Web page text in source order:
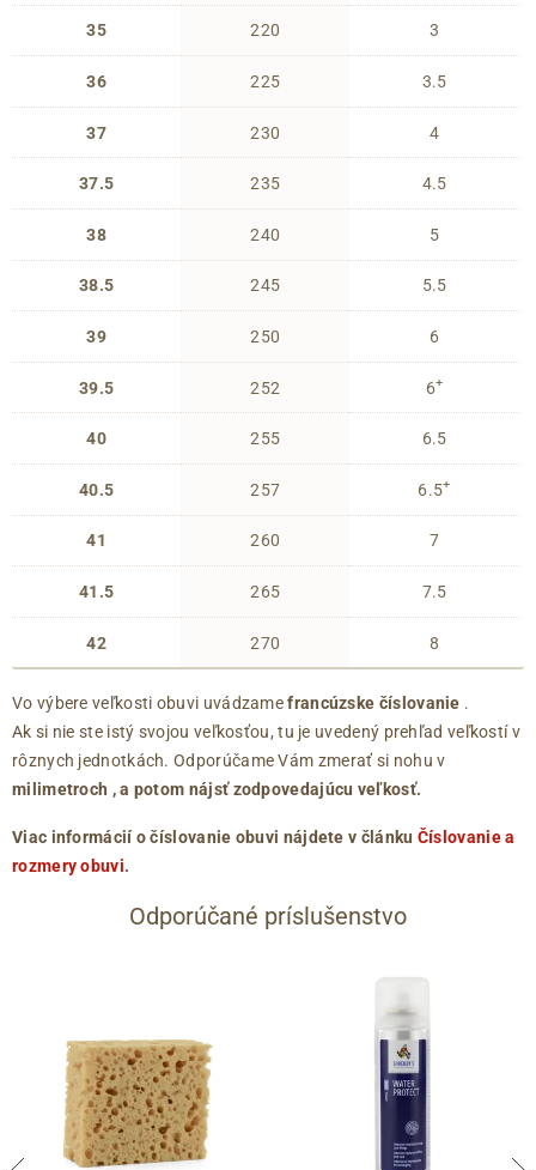
35
36
37
37.5
38
38.5
39
39.5
40
40.5
41
41.5
42
220
225
230
235
240
245
250
252
255
257
260
265
270
3
3.5
4
4.5
5
5.5
6
6+
6.5
6.5+
7
7.5
8
Vo výbere veľkosti obuvi uvádzamefrancúzske číslovanie .
Ak si nie ste istý svojou veľkosťou, tu je uvedený prehľad veľkostí v
rôznych jednotkách. Odporúčame Vám zmerať si nohu v
milimetroch , a potom nájsť zodpovedajúcu veľkosť.
Viac informácií o číslovanie obuvi nájdete v článku Číslovanie a
rozmery obuvi.
Odporúčané príslušenstvo